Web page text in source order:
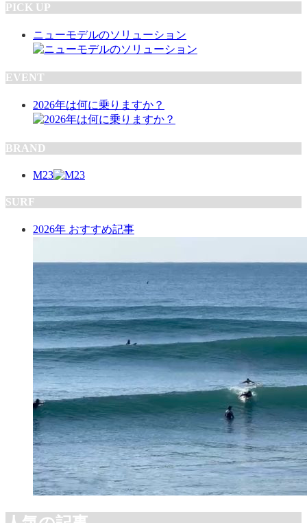
PICK UP
ニューモデルのソリューション
EVENT
2026年は何に乗りますか？
BRAND
M23
SURF
2026年 おすすめ記事